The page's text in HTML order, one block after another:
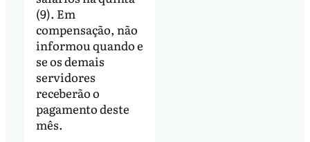
(9). Em
compensação, não
informou quando e
se os demais
servidores
receberão o
pagamento deste
mês.